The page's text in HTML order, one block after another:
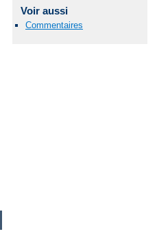
Voir aussi
Commentaires